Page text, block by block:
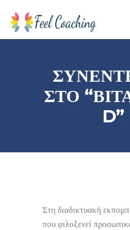
ΣΤΟ
D”
Στη διαδικτυακή
που φιλοξενεί